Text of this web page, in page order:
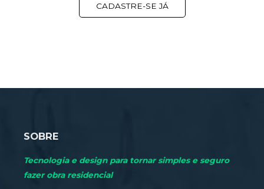
CADASTRE-SE JÁ
SOBRE
Tecnologia e design para tornar simples e seguro
fazer obra residencial